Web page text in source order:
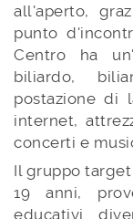
all'aperto,
punto
Centro ha
biliardo,
postazione di
internet,
concerti e
Il gruppo
19 anni,
educativi